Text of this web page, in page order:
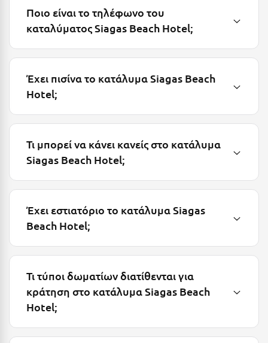
Μαραθώνας Αττικής
Μεθώνη
Μεσολόγγι
Μετέωρα
Μέτσοβο
Μήλος
Μονεμβασιά
Μπαλί Κρήτης
Μπάνσκο
Ποιο είναι το τηλέφωνο του
καταλύματος Siagas Beach Hotel;
Έχει πισίνα το κατάλυμα Siagas Beach
Hotel;
Τι μπορεί να κάνει κανείς στο κατάλυμα
Siagas Beach Hotel;
Έχει εστιατόριο το κατάλυμα Siagas
Beach Hotel;
Τι τύποι δωματίων διατίθενται για
κράτηση στο κατάλυμα Siagas Beach
Hotel;